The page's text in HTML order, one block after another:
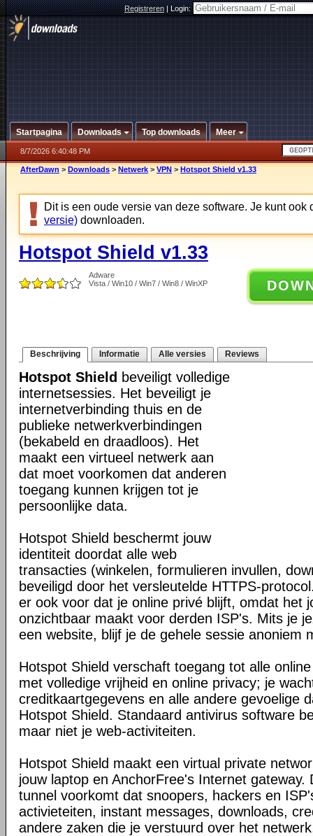
Registreren|Login:
Startpagina Downloads Top downloads Meer
8/7/2026 6:40:48 PM
AfterDawn > Downloads > Netwerk > VPN > Hotspot Shield v1.33
Dit is een oude versie van deze software. Je kunt ook
versie) downloaden.
Hotspot Shield v1.33
Adware
Vista / Win10 / Win7 / Win8 / WinXP
Beschrijving Informatie Alle versies Reviews
Hotspot Shield beveiligt volledige
internetsessies. Het beveiligt je
internetverbinding thuis en de
publieke netwerkverbindingen
(bekabeld en draadloos). Het
maakt een virtueel netwerk aan
dat moet voorkomen dat anderen
toegang kunnen krijgen tot je
persoonlijke data.
Hotspot Shield beschermt jouw
identiteit doordat alle web
transacties (winkelen, formulieren invullen,
beveiligd door het versleutelde HTTPS-
er ook voor dat je online privé blijft, omdat het
onzichtbaar maakt voor derden ISP's. Mits je
een website, blijf je de gehele sessie anoniem
Hotspot Shield verschaft toegang tot alle
met volledige vrijheid en online privacy; je
creditkaartgegevens en alle andere gevoelige
Hotspot Shield. Standaard antivirus software
maar niet je web-activiteiten.
Hotspot Shield maakt een virtual private
jouw laptop en AnchorFree's Internet gateway.
tunnel voorkomt dat snoopers, hackers en
activieteiten, instant messages, downloads,
andere zaken die je verstuurd over het